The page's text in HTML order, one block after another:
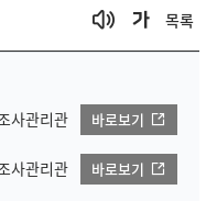
목록
사관리관
바로보기
사관리관
바로보기